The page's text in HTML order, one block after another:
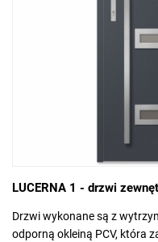
LUCERNA 1 - drzwi
Drzwi wykonane są z
odporną okleiną PCV, która